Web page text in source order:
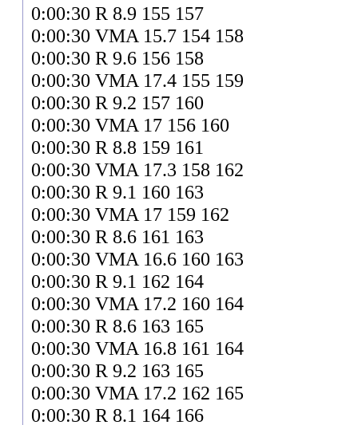
0:00:30 R 8.9 155 157
0:00:30 VMA 15.7 154 158
0:00:30 R 9.6 156 158
0:00:30 VMA 17.4 155 159
0:00:30 R 9.2 157 160
0:00:30 VMA 17 156 160
0:00:30 R 8.8 159 161
0:00:30 VMA 17.3 158 162
0:00:30 R 9.1 160 163
0:00:30 VMA 17 159 162
0:00:30 R 8.6 161 163
0:00:30 VMA 16.6 160 163
0:00:30 R 9.1 162 164
0:00:30 VMA 17.2 160 164
0:00:30 R 8.6 163 165
0:00:30 VMA 16.8 161 164
0:00:30 R 9.2 163 165
0:00:30 VMA 17.2 162 165
0:00:30 R 8.1 164 166